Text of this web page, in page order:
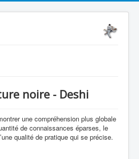
noire - Deshi
une compréhension plus globale
de connaissances éparses, le
qualité de pratique qui se précise.